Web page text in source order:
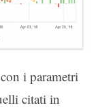
i parametri
citati in